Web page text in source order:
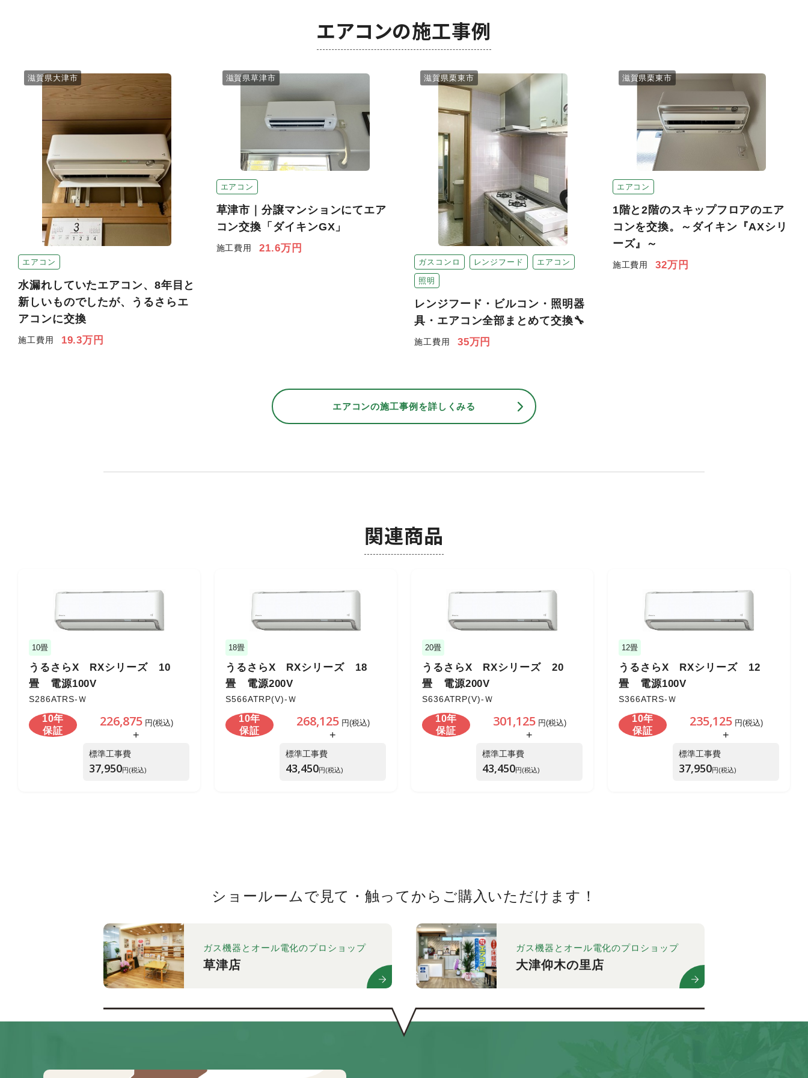
エアコンの施工事例
エアコン
滋賀県大津市
水漏れしていたエアコン、8年目と
新しいものでしたが、うるさらエ
アコンに交換
施工費用 19.3万円
エアコン
滋賀県草津市
草津市｜分譲マンションにてエア
コン交換「ダイキンGX」
施工費用 21.6万円
ガスコンロ レンジフード エアコン
照明
滋賀県栗東市
レンジフード・ビルコン・照明器
具・エアコン全部まとめて交換🔧
施工費用 35万円
エアコン
滋賀県栗東市
1階と2階のスキップフロアのエア
コンを交換。～ダイキン『AXシリ
ーズ』～
施工費用 32万円
エアコンの施工事例を詳しくみる
関連商品
10畳
うるさらX RXシリーズ 10
畳 電源100V
S286ATRS-Ｗ
10年
保証
226,875円(税込)
+
標準工事費
37,950円(税込)
18畳
うるさらX RXシリーズ 18
畳 電源200V
S566ATRP(V)-Ｗ
10年
保証
268,125円(税込)
+
標準工事費
43,450円(税込)
20畳
うるさらX RXシリーズ 20
畳 電源200V
S636ATRP(V)-Ｗ
10年
保証
301,125円(税込)
+
標準工事費
43,450円(税込)
12畳
うるさらX RXシリーズ 12
畳 電源100V
S366ATRS-Ｗ
10年
保証
235,125円(税込)
+
標準工事費
37,950円(税込)
ショールームで見て・触ってから ご購入いただけます！
ガス機器とオール電化のプロショップ
草津店
ガス機器とオール電化のプロショップ
大津仰木の里店